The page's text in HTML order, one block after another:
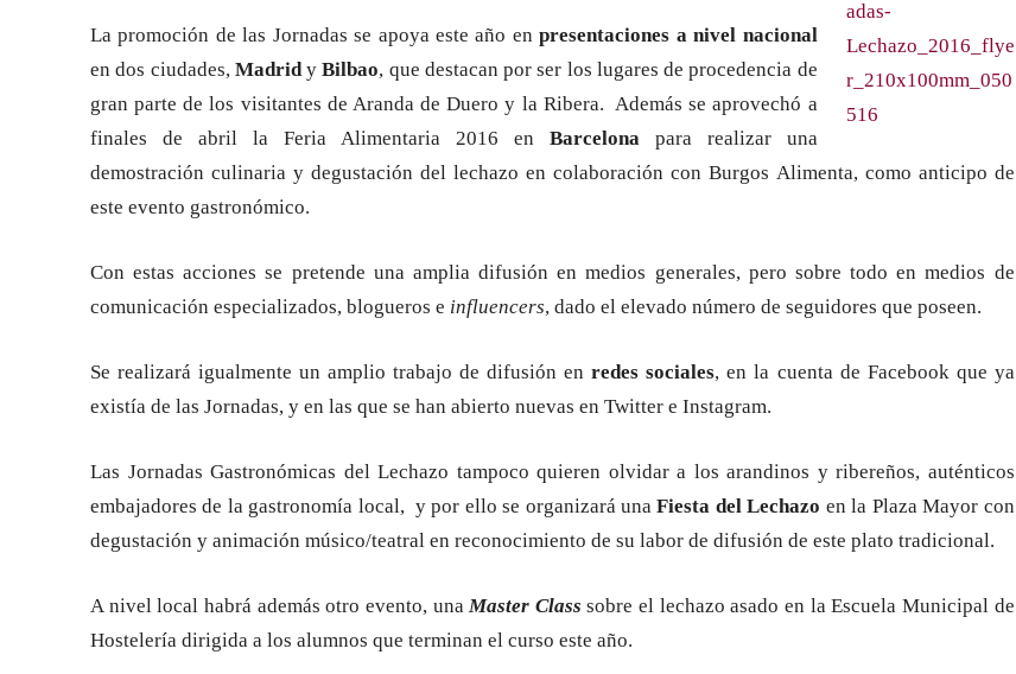
La promoción de las Jornadas se apoya este año enpresentaciones a nivel nacional
en dos ciudades, MadridyBilbao, que destacan por ser los lugares de procedencia de
gran parte de los visitantes de Aranda de Duero y la Ribera. Además se aprovechó a
finales de abril la Feria Alimentaria 2016 en Barcelonapara realizar una
demostración culinaria y degustación del lechazo en colaboración con Burgos Alimenta, como anticipo de
este evento gastronómico.
Con estas acciones se pretende una amplia difusión en medios generales, pero sobre todo en medios de
comunicación especializados, blogueros e influencers, dado el elevado número de seguidores que poseen.
Se realizará igualmente un amplio trabajo de difusión enredes sociales, en la cuenta de Facebook que ya
existía de las Jornadas, y en las que se han abierto nuevas en Twitter e Instagram.
Las Jornadas Gastronómicas del Lechazo tampoco quieren olvidar a los arandinos y ribereños, auténticos
embajadores de la gastronomía local, y por ello se organizará unaFiesta del Lechazo en la Plaza Mayor con
degustación y animación músico/teatral en reconocimiento de su labor de difusión de este plato tradicional.
A nivel local habrá además otro evento, unaMaster Class sobre el lechazo asado en la Escuela Municipal de
Hostelería dirigida a los alumnos que terminan el curso este año.